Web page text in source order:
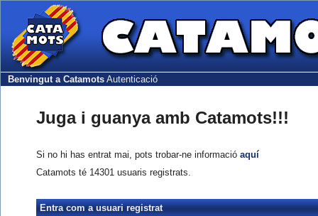
Benvingut a Catamots Autenticació
Juga i guanya amb Catamots!!!
Si no hi has entrat mai, pots trobar-ne informació aquí
Catamots té 14301 usuaris registrats.
Entra com a usuari registrat